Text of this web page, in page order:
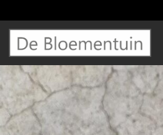
Ga
naar
inhoud